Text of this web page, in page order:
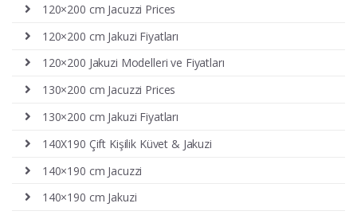
120×200 cm Jacuzzi Prices
120×200 cm Jakuzi Fiyatları
120×200 Jakuzi Modelleri ve Fiyatları
130×200 cm Jacuzzi Prices
130×200 cm Jakuzi Fiyatları
140X190 Çift Kişilik Küvet & Jakuzi
140×190 cm Jacuzzi
140×190 cm Jakuzi